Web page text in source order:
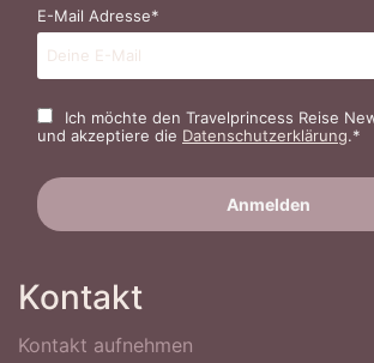
E-Mail Adresse*
Ich möchte den Travelprincess Reise
und akzeptiere die Datenschutzerklärung.*
Kontakt
Kontakt aufnehmen